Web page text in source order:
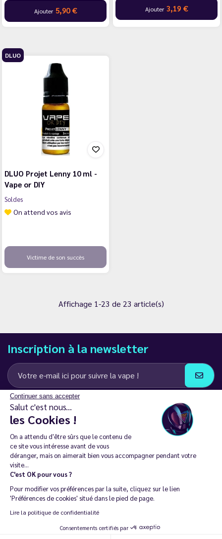
Continuer sans accepter
Salut c'est nous...
les Cookies !
On a attendu d'être sûrs que le contenu de
ce site vous intéresse avant de vous
déranger, mais on aimerait bien vous accompagner pendant votre
visite...
C'est OK pour vous ?
Pour modifier vos préférences par la suite, cliquez sur le lien
'Préférences de cookies' situé dans le pied de page.
Lire la politique de confidentialité
Consentements certifiés par
Ajouter 5,90 € Ajouter 3,19 €
DLUO
DLUO Projet Lenny 10 ml -
Vape or DIY
Soldes
On attend vos avis
Victime de son succès
Affichage 1-23 de 23 article(s)
Inscription à la newsletter
J’accepte de recevoir des communications e-mail et SMS de la part de
LD Groupe
Restez en contact
La vente de cigarette électronique est interdite chez les moins de
18 ans. 🔞
Copyright © 2014 - 2026 Le Vapoteur Discount - Tous droits